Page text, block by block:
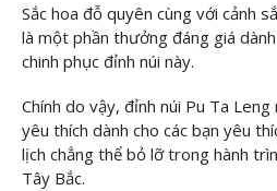
Sắc hoa đỗ quyên cùng với cảnh
là một phần thưởng đáng giá
chinh phục đỉnh núi này.
Chính do vậy, đỉnh núi Pu Ta
yêu thích dành cho các bạn yêu
lịch chẳng thể bỏ lỡ trong hành
Tây Bắc.